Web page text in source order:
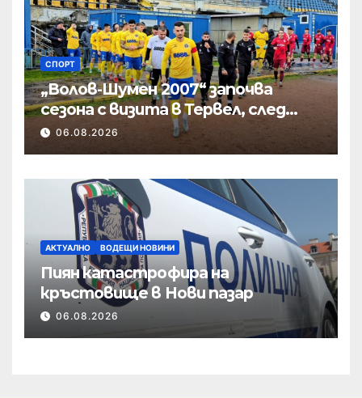
СПОРТ
„Волов-Шумен 2007“ започва
сезона с визита в Тервел, след
това приема новак
06.08.2026
АКТУАЛНО ВОДЕЩИ НОВИНИ
Пиян катастрофира на
кръстовище в Нови пазар
06.08.2026